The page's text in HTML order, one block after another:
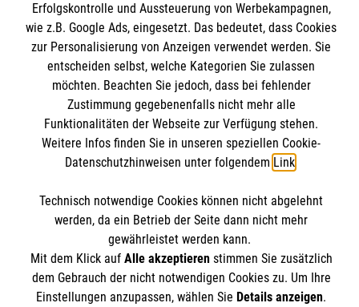
Angebote & Leistungen
Kursangebote
ktiv werden
Informationen
Kontakt
Presse und Medien
Datenschutz
Barrierefreiheit
Malteser online
Malteserorden
Malteser International
Mediathek
Sharepoint
Empfänger: Malteser Hilfsdienst e.V.
IBAN: DE90 6005 0101 0001 2706 88
BIC: SOLADEST600
Der Malteser Hilfsdienst e.V. ist als eingetragene
gemeinnützige Organisation von der Körperschaft- und
Erfolgskontrolle und Aussteuerung von Werbekampagnen,
wie z.B. Google Ads, eingesetzt. Das bedeutet, dass Cookies
zur Personalisierung von Anzeigen verwendet werden. Sie
entscheiden selbst, welche Kategorien Sie zulassen
möchten. Beachten Sie jedoch, dass bei fehlender
Zustimmung gegebenenfalls nicht mehr alle
Funktionalitäten der Webseite zur Verfügung stehen.
Weitere Infos finden Sie in unseren speziellen Cookie-
Datenschutzhinweisen unter folgendem Link.
Technisch notwendige Cookies können nicht abgelehnt
werden, da ein Betrieb der Seite dann nicht mehr
gewährleistet werden kann.
Mit dem Klick auf Alle akzeptierenstimmen Sie zusätzlich
dem Gebrauch der nicht notwendigen Cookies zu. Um Ihre
Einstellungen anzupassen, wählen Sie Details anzeigen.